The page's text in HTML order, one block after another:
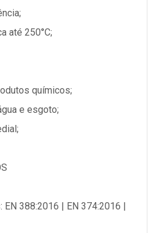
até 250°C;
químicos;
e esgoto;
EN 388:2016 | EN 374:2016 |